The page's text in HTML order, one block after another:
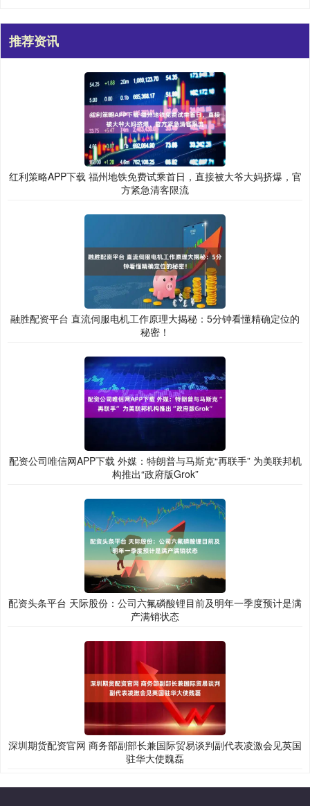
推荐资讯
红利策略APP下载 福州地铁免费试乘首日，直接被大爷大妈挤爆，官
方紧急清客限流
融胜配资平台 直流伺服电机工作原理大揭秘：5分钟看懂精确定位的
秘密！
配资公司唯信网APP下载 外媒：特朗普与马斯克“再联手” 为美联邦机
构推出“政府版Grok”
配资头条平台 天际股份：公司六氟磷酸锂目前及明年一季度预计是满
产满销状态
深圳期货配资官网 商务部副部长兼国际贸易谈判副代表凌激会见英国
驻华大使魏磊